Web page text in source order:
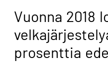
Vuonna 2018
prosenttia